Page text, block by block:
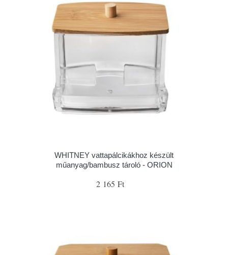
WHITNEY vattapálcikákhoz készült
műanyag/bambusz tároló - ORION
2 165 Ft